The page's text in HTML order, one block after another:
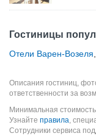
Гостиницы
Отели Варен-Возеля
Описания гостиниц,
ответственности за
Минимальная
Узнайте правила,
Сотрудники сервиса